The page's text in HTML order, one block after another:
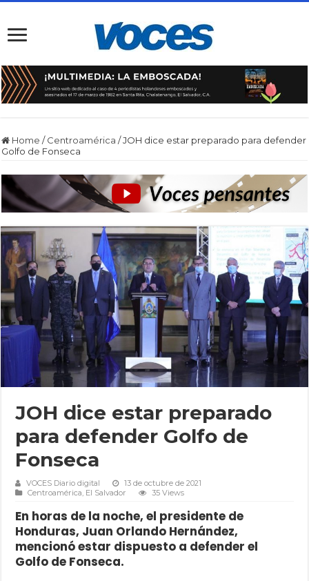
Home / Centroamérica /JOH dice estar preparado para defender
Golfo de Fonseca
JOH dice estar preparado
para defender Golfo de
Fonseca
VOCES Diario digital
13 de octubre de 2021
Centroamérica, El Salvador 35 Views
En horas de la noche, el presidente de
Honduras, Juan Orlando Hernández,
mencionó estar dispuesto a defender el
Golfo de Fonseca.